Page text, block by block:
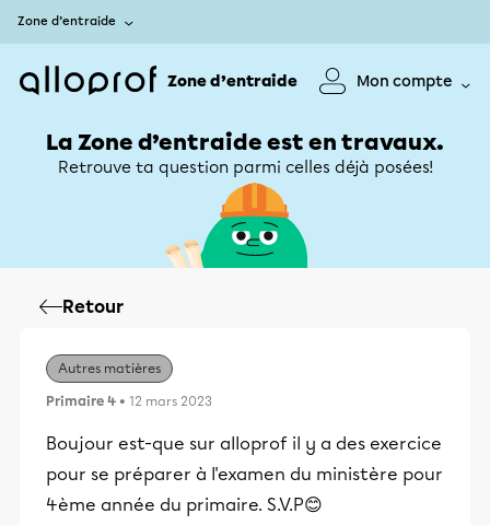
Zone d’entraide
Zone d’entraide Mon compte
La Zone d’entraide est en travaux.
Retrouve ta question parmi celles déjà posées!
Retour
Autres matières
Primaire 4 • 12 mars 2023
Boujour est-que sur alloprof il y a des exercice
pour se préparer à l'examen du ministère pour
4ème année du primaire. S.V.P😊